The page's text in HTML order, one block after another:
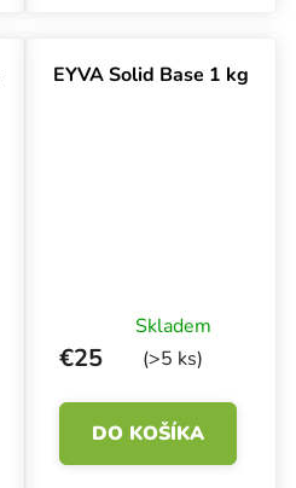
hobby pestovateľov.
Toto koncentrované a
EYVA Solid Base 1 kg
Skladem
(>5 ks)
€25
DO KOŠÍKA